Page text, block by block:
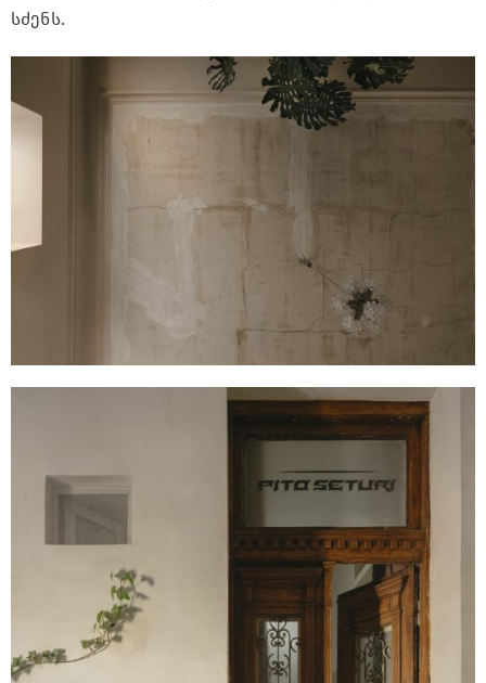
სძენს.